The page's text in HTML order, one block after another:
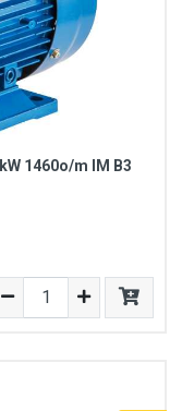
1460o/m IM B3